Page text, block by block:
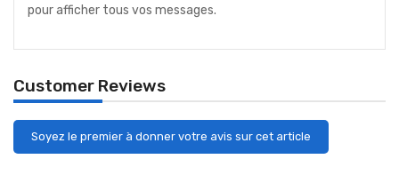
pour afficher tous vos messages.
Customer Reviews
Soyez le premier à donner votre avis sur cet article